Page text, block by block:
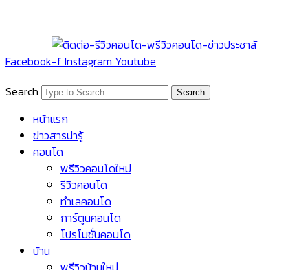
Facebook-f Instagram Youtube
Search
Search
หน้าแรก
ข่าวสารน่ารู้
คอนโด
พรีวิวคอนโดใหม่
รีวิวคอนโด
ทำเลคอนโด
การ์ตูนคอนโด
โปรโมชั่นคอนโด
บ้าน